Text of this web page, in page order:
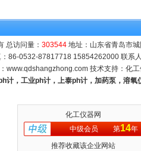
总访问量： 303544地址：山东省青岛市
86-0532-87817718 15854262000 联系人
www.qdshangzhong.com 技术支持： 化工
计，工业ph计，上泰ph计，加药泵，溶
化工仪器网
中级会员
第14年
推荐收藏该企业网站